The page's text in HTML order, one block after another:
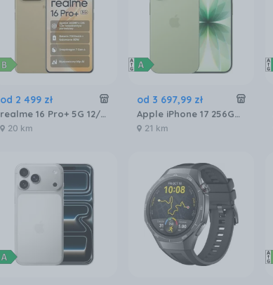
od 2 499 zł
realme 16 Pro+ 5G 12/512GB Złoty
20 km
od 3 697,99 zł
Apple iPhone 17 256GB Szałwia
21 km